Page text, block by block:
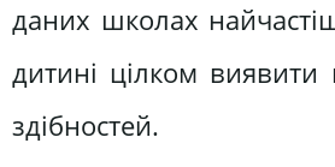
даних школах
дитині цілком виявити
здібностей.